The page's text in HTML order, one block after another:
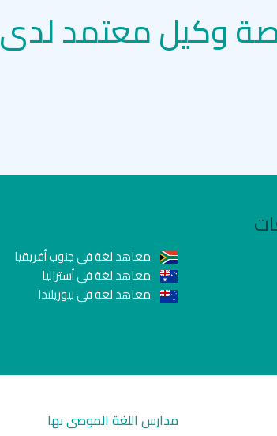
وكيل معتمد لدى
معاهد لغة في جنوب أفريقيا
معاهد لغة في أستراليا
معاهد لغة في نيوزيلندا
مدارس اللغة الموصى بها